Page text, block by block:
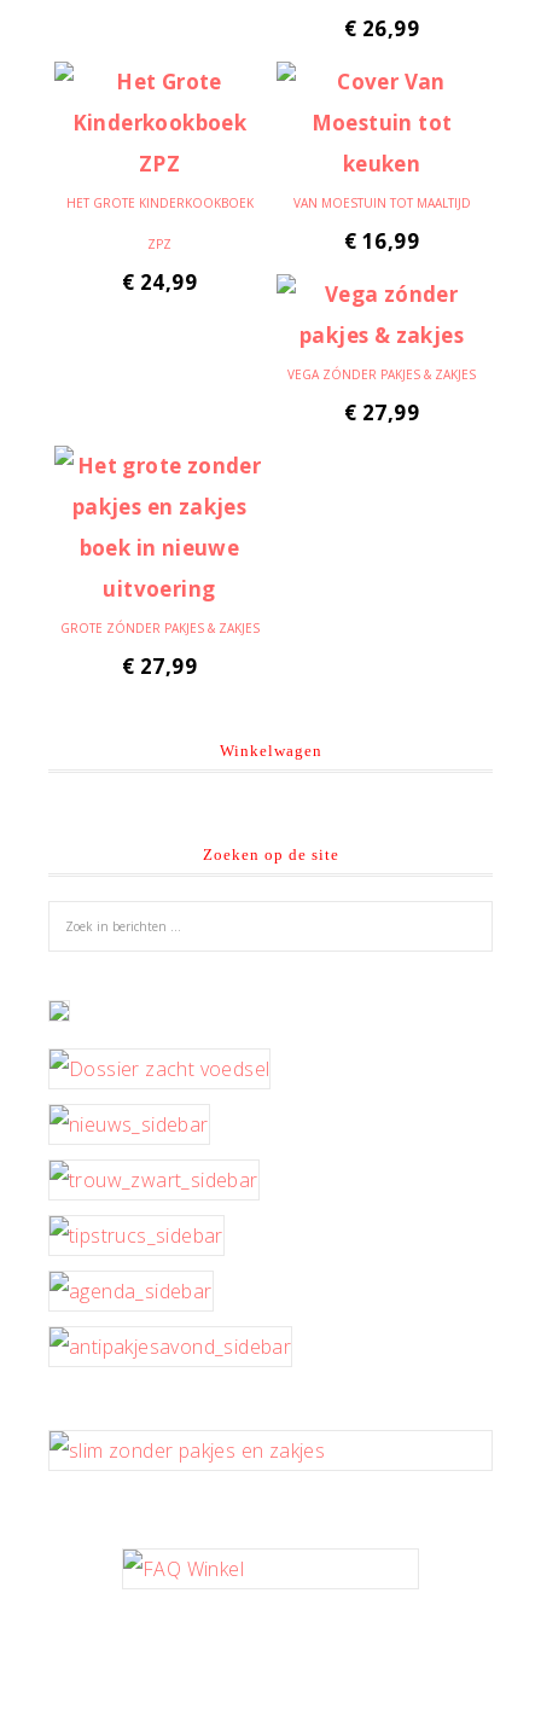
€ 26,99
HET GROTE KINDERKOOKBOEK
ZPZ
€ 24,99
VAN MOESTUIN TOT MAALTIJD
€ 16,99
VEGA ZÓNDER PAKJES & ZAKJES
€ 27,99
GROTE ZÓNDER PAKJES & ZAKJES
€ 27,99
Winkelwagen
Zoeken op de site